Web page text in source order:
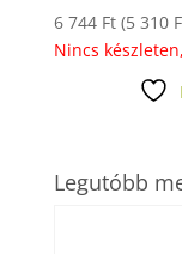
6 744 Ft (5 310
Nincs
Legutóbb